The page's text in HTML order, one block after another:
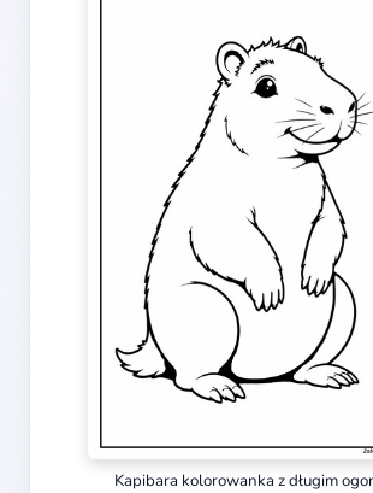
Kapibara kolorowanka z długim